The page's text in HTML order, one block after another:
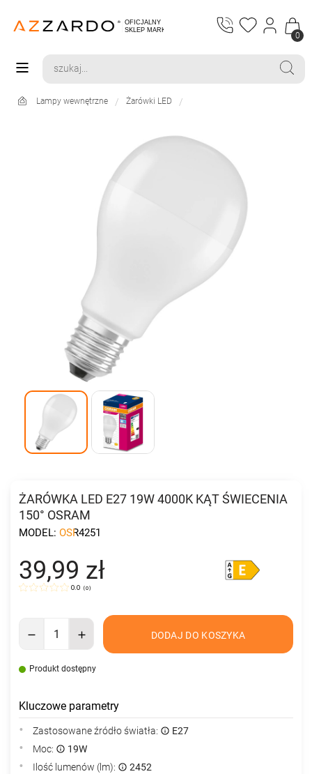
0
Lampy wewnętrzne Żarówki LED
ŻARÓWKA LED E27 19W 4000K KĄT ŚWIECENIA
150° OSRAM
MODEL: OSR4251
39,99 zł
0.0 (0)
DODAJ DO KOSZYKA
Produkt dostępny
Kluczowe parametry
Zastosowane źródło światła:
E27
Moc:
19W
Ilość lumenów (lm):
2452